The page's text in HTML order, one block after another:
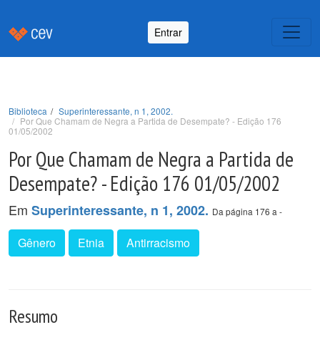
Entrar
Biblioteca
Superinteressante, n 1, 2002.
Por Que Chamam de Negra a Partida de Desempate? - Edição 176
01/05/2002
Por Que Chamam de Negra a Partida de
Desempate? - Edição 176 01/05/2002
Em Superinteressante, n 1, 2002. Da página 176 a -
Gênero Etnia Antirracismo
Resumo